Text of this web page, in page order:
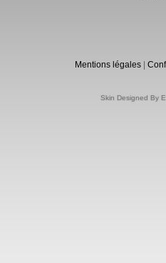
Mentions légales|
Skin Designed By